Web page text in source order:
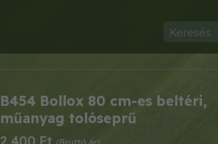
B454 Bollox 80 cm-es beltéri,
műanyag tolóseprű